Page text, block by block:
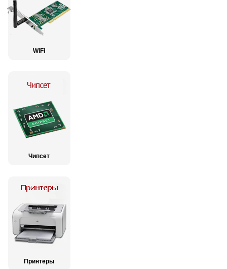
WiFi
Чипсет
Принтеры